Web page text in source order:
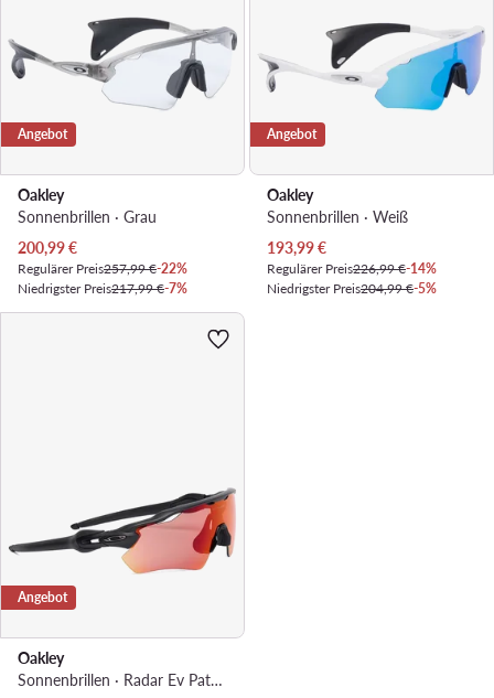
Angebot
Oakley
Sonnenbrillen · Grau
Aktueller Preis
200,99€
Regulärer Preis257,99 €-22%
Niedrigster Preis217,99 €-7%
Angebot
Oakley
Sonnenbrillen · Weiß
Aktueller Preis
193,99€
Regulärer Preis226,99 €-14%
Niedrigster Preis204,99 €-5%
Angebot
Oakley
Sonnenbrillen · Radar Ev Path 0OO9208 · Schwarz